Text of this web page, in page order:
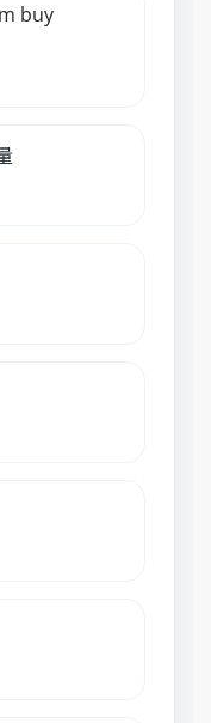
buy